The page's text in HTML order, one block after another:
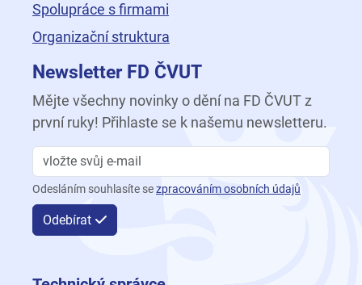
Spolupráce s firmami
Organizační struktura
Newsletter FD ČVUT
Mějte všechny novinky o dění na FD ČVUT z
první ruky! Přihlaste se k našemu newsletteru.
Odesláním souhlasíte sezpracováním osobních údajů
Odebírat